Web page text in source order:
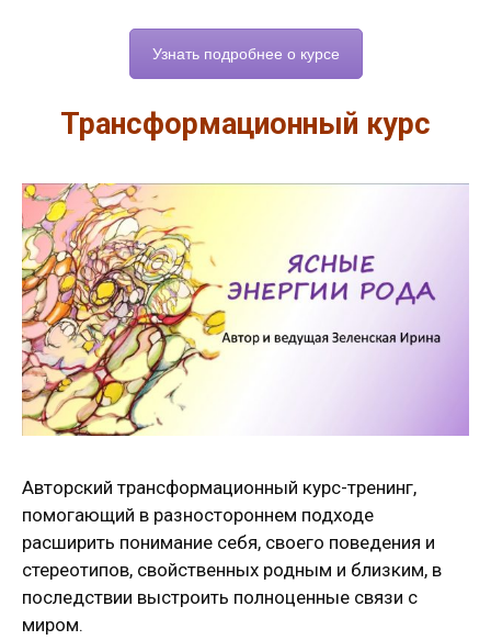
Узнать подробнее о курсе
Трансформационный курс
Авторский трансформационный курс-тренинг,
помогающий в разностороннем подходе
расширить понимание себя, своего поведения и
стереотипов, свойственных родным и близким, в
последствии выстроить полноценные связи с
миром.